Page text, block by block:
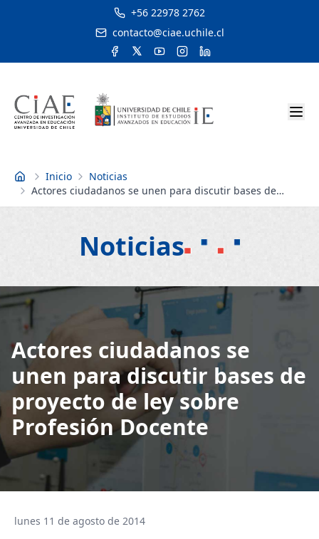
+56 22978 2762
contacto@ciae.uchile.cl
Inicio Inicio
Noticias
Actores ciudadanos se unen para discutir bases de
proyecto de ley sobre Profesión Docente
Noticias
Actores ciudadanos se
unen para discutir bases de
proyecto de ley sobre
Profesión Docente
lunes 11 de agosto de 2014